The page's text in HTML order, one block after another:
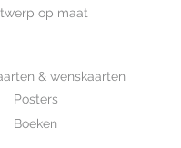
op maat
& wenskaarten
Posters
Boeken